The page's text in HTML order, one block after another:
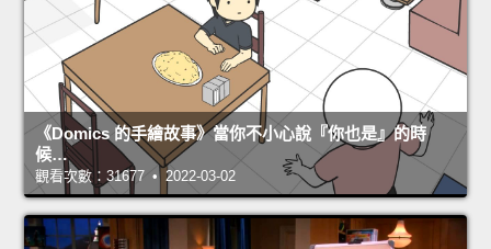
《Domics 的手繪故事》當你不小心說『你也是』的時
候…
觀看次數：31677 • 2022-03-02